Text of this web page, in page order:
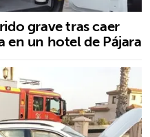
grave tras caer
en un hotel de Pájara